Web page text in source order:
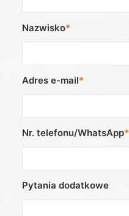
Nazwisko*
Adres e-mail*
Nr. telefonu/WhatsApp*
Pytania dodatkowe